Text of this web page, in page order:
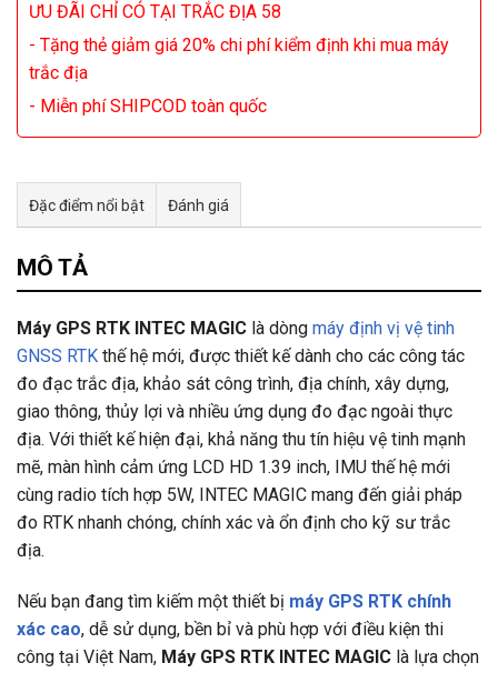
ƯU ĐÃI CHỈ CÓ TẠI TRẮC ĐỊA 58
- Tặng thẻ giảm giá 20% chi phí kiểm định khi mua máy
trắc địa
- Miễn phí SHIPCOD toàn quốc
Đặc điểm nổi bật Đánh giá
Tư vấn & bán hàng qua Facebook
MÔ TẢ
Máy GPS RTK INTEC MAGIC là dòng máy định vị vệ tinh
GNSS RTK thế hệ mới, được thiết kế dành cho các công tác
đo đạc trắc địa, khảo sát công trình, địa chính, xây dựng,
giao thông, thủy lợi và nhiều ứng dụng đo đạc ngoài thực
địa. Với thiết kế hiện đại, khả năng thu tín hiệu vệ tinh mạnh
mẽ, màn hình cảm ứng LCD HD 1.39 inch, IMU thế hệ mới
cùng radio tích hợp 5W, INTEC MAGIC mang đến giải pháp
đo RTK nhanh chóng, chính xác và ổn định cho kỹ sư trắc
địa.
Nếu bạn đang tìm kiếm một thiết bị máy GPS RTK chính
xác cao, dễ sử dụng, bền bỉ và phù hợp với điều kiện thi
công tại Việt Nam, Máy GPS RTK INTEC MAGIC là lựa chọn